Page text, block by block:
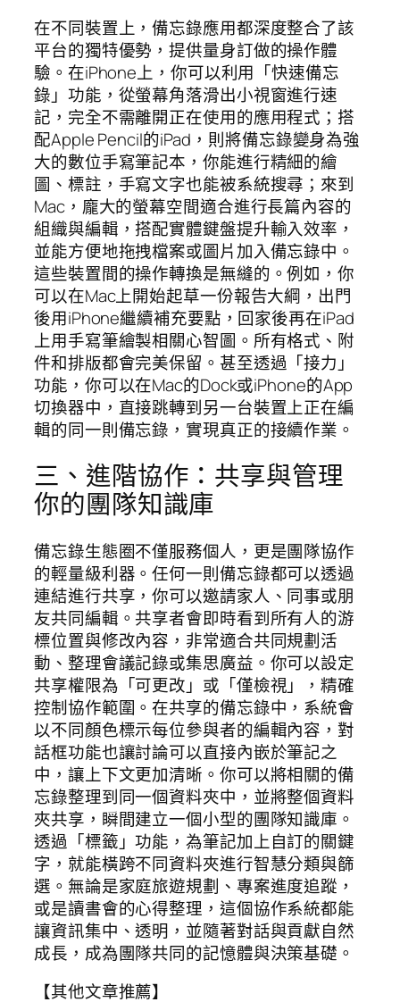
在不同裝置上，備忘錄應用都深度整合了該
平台的獨特優勢，提供量身訂做的操作體
驗。在iPhone上，你可以利用「快速備忘
錄」功能，從螢幕角落滑出小視窗進行速
記，完全不需離開正在使用的應用程式；搭
配Apple Pencil的iPad，則將備忘錄變身為強
大的數位手寫筆記本，你能進行精細的繪
圖、標註，手寫文字也能被系統搜尋；來到
Mac，龐大的螢幕空間適合進行長篇內容的
組織與編輯，搭配實體鍵盤提升輸入效率，
並能方便地拖拽檔案或圖片加入備忘錄中。
這些裝置間的操作轉換是無縫的。例如，你
可以在Mac上開始起草一份報告大綱，出門
後用iPhone繼續補充要點，回家後再在iPad
上用手寫筆繪製相關心智圖。所有格式、附
件和排版都會完美保留。甚至透過「接力」
功能，你可以在Mac的Dock或iPhone的App
切換器中，直接跳轉到另一台裝置上正在編
輯的同一則備忘錄，實現真正的接續作業。
三、進階協作：共享與管理
你的團隊知識庫
備忘錄生態圈不僅服務個人，更是團隊協作
的輕量級利器。任何一則備忘錄都可以透過
連結進行共享，你可以邀請家人、同事或朋
友共同編輯。共享者會即時看到所有人的游
標位置與修改內容，非常適合共同規劃活
動、整理會議記錄或集思廣益。你可以設定
共享權限為「可更改」或「僅檢視」，精確
控制協作範圍。在共享的備忘錄中，系統會
以不同顏色標示每位參與者的編輯內容，對
話框功能也讓討論可以直接內嵌於筆記之
中，讓上下文更加清晰。你可以將相關的備
忘錄整理到同一個資料夾中，並將整個資料
夾共享，瞬間建立一個小型的團隊知識庫。
透過「標籤」功能，為筆記加上自訂的關鍵
字，就能橫跨不同資料夾進行智慧分類與篩
選。無論是家庭旅遊規劃、專案進度追蹤，
或是讀書會的心得整理，這個協作系統都能
讓資訊集中、透明，並隨著對話與貢獻自然
成長，成為團隊共同的記憶體與決策基礎。
【其他文章推薦】